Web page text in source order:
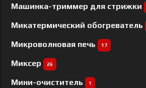
Машинка-триммер для стрижки
Микатермический обогреватель
Микроволновая печь 17
Миксер 26
Мини-очиститель 1